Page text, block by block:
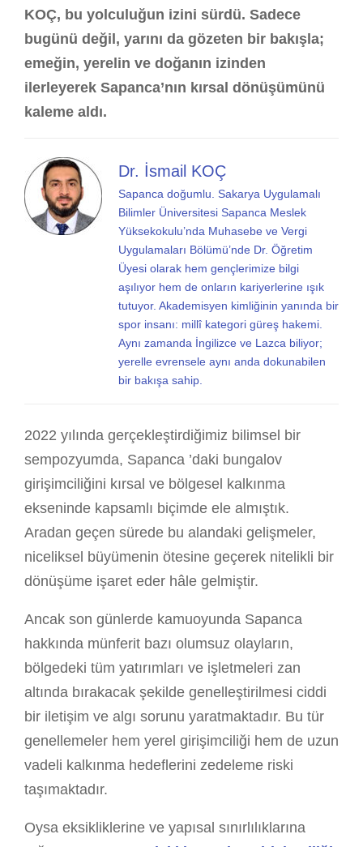
KOÇ, bu yolculuğun izini sürdü. Sadece
bugünü değil, yarını da gözeten bir bakışla;
emeğin, yerelin ve doğanın izinden
ilerleyerek Sapanca’nın kırsal dönüşümünü
kaleme aldı.
Dr. İsmail KOÇ
Sapanca doğumlu. Sakarya Uygulamalı
Bilimler Üniversitesi Sapanca Meslek
Yüksekokulu’nda Muhasebe ve Vergi
Uygulamaları Bölümü’nde Dr. Öğretim
Üyesi olarak hem gençlerimize bilgi
aşılıyor hem de onların kariyerlerine ışık
tutuyor. Akademisyen kimliğinin yanında bir
spor insanı: millî kategori güreş hakemi.
Aynı zamanda İngilizce ve Lazca biliyor;
yerelle evrensele aynı anda dokunabilen
bir bakışa sahip.
2022 yılında gerçekleştirdiğimiz bilimsel bir
sempozyumda, Sapanca ’daki bungalov
girişimciliğini kırsal ve bölgesel kalkınma
ekseninde kapsamlı biçimde ele almıştık.
Aradan geçen sürede bu alandaki gelişmeler,
niceliksel büyümenin ötesine geçerek nitelikli bir
dönüşüme işaret eder hâle gelmiştir.
Ancak son günlerde kamuoyunda Sapanca
hakkında münferit bazı olumsuz olayların,
bölgedeki tüm yatırımları ve işletmeleri zan
altında bırakacak şekilde genelleştirilmesi ciddi
bir iletişim ve algı sorunu yaratmaktadır. Bu tür
genellemeler hem yerel girişimciliği hem de uzun
vadeli kalkınma hedeflerini zedeleme riski
taşımaktadır.
Oysa eksikliklerine ve yapısal sınırlılıklarına